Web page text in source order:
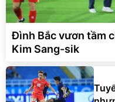
Đình Bắc vươn tầm
Kim Sang-sik